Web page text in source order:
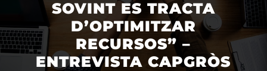
SOVINT ES TRACTA
D’OPTIMITZAR
RECURSOS” –
ENTREVISTA CAPGRÒS